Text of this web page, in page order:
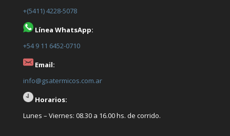
+(5411) 4228-5078
Línea WhatsApp:
+54 9 11 6452-0710
Email:
info@gsatermicos.com.ar
Horarios:
Lunes – Viernes: 08.30 a 16.00 hs. de corrido.